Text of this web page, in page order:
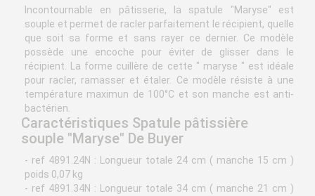
Incontournable en pâtisserie, la spatule "Maryse" est
souple et permet de racler parfaitement le récipient, quelle
que soit sa forme et sans rayer ce dernier. Ce modèle
possède une encoche pour éviter de glisser dans le
récipient. La forme cuillère de cette " maryse " est idéale
pour racler, ramasser et étaler. Ce modèle résiste à une
température maximun de 100°C et son manche est anti-
bactérien.
Caractéristiques Spatule pâtissière
souple "Maryse" De Buyer
- ref 4891.24N : Longueur totale 24 cm ( manche 15 cm )
poids 0,07 kg
- ref 4891.34N : Longueur totale 34 cm ( manche 21 cm )